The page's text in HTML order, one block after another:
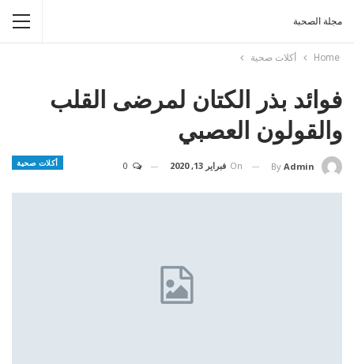
مجلة الصحبة
Home أكلات صحية
فوائد بذر الكتان لمرضى القلب
والقولون العصبي
أكلات صحية By Admin
On فبراير 13, 2020